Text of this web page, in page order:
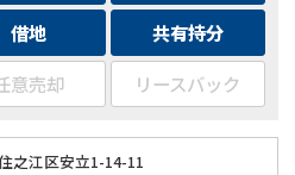
借地
共有持分
意売却 リースバック
之江区安立1-14-11